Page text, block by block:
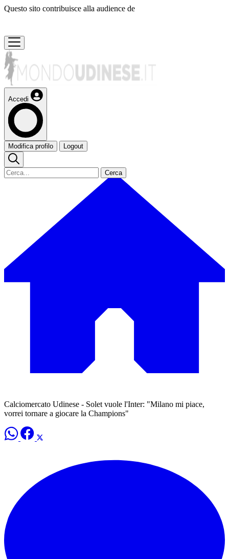
Questo sito contribuisce alla audience de
Accedi
Modifica profilo Logout
Cerca
Calciomercato Udinese - Solet vuole l'Inter: "Milano mi piace,
vorrei tornare a giocare la Champions"